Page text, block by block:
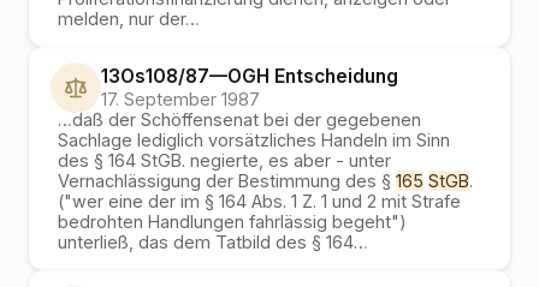
melden, nur der…
13Os108/87—OGH Entscheidung
17. September 1987
…daß der Schöffensenat bei der gegebenen
Sachlage lediglich vorsätzliches Handeln im Sinn
des § 164 StGB. negierte, es aber - unter
Vernachlässigung der Bestimmung des § 165 StGB.
("wer eine der im § 164 Abs. 1 Z. 1 und 2 mit Strafe
bedrohten Handlungen fahrlässig begeht")
unterließ, das dem Tatbild des § 164…